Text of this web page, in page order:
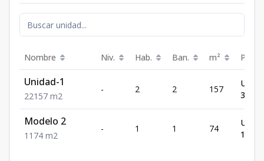
Nombre Niv. Hab. Ban. m² Precio
Unidad-1
22157 m2
- 2 2 157
US$
Modelo 2
1 1 74 m2
- 1 1 74
US$